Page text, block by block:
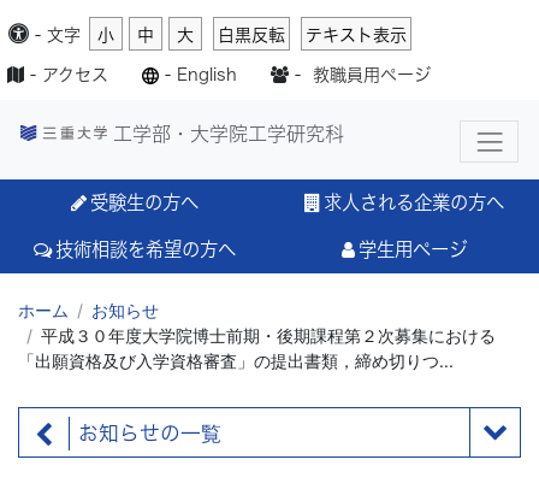
- 文字 小 中 大 白黒反転 テキスト表示
- アクセス - English - 教職員用ページ
工学部・大学院工学研究科
受験生の方へ 求人される企業の方へ
技術相談を希望の方へ 学生用ページ
ホーム
お知らせ
平成３０年度大学院博士前期・後期課程第２次募集における
「出願資格及び入学資格審査」の提出書類，締め切りつ...
お知らせの一覧